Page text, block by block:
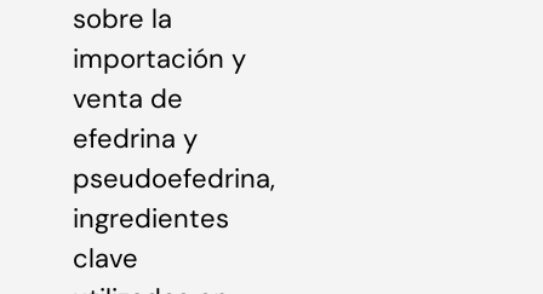
sobre la
importación y
venta de
efedrina y
pseudoefedrina,
ingredientes
clave